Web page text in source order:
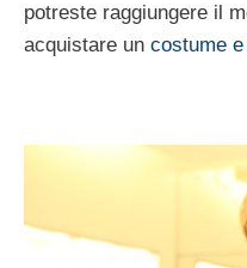
potreste raggiungere il
acquistare un costume